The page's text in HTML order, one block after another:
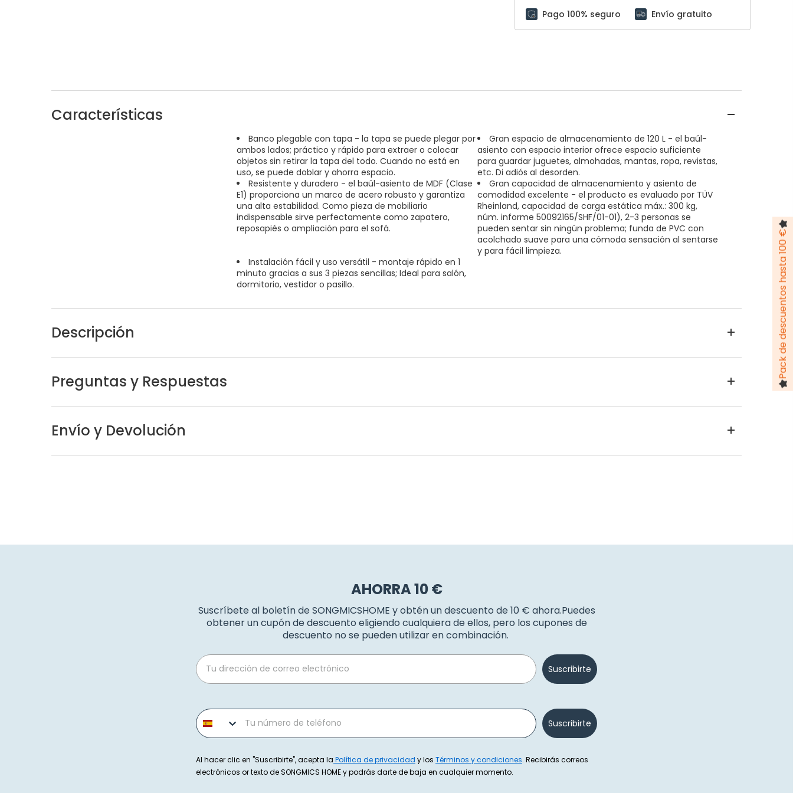
Pago 100% seguro
Envío gratuito
Características
Banco plegable con tapa - la tapa se puede plegar por
ambos lados; práctico y rápido para extraer o colocar
objetos sin retirar la tapa del todo. Cuando no está en
uso, se puede doblar y ahorra espacio.
Gran espacio de almacenamiento de 120 L - el baúl-
asiento con espacio interior ofrece espacio suficiente
para guardar juguetes, almohadas, mantas, ropa, revistas,
etc. Di adiós al desorden.
Resistente y duradero - el baúl-asiento de MDF (Clase
E1) proporciona un marco de acero robusto y garantiza
una alta estabilidad. Como pieza de mobiliario
indispensable sirve perfectamente como zapatero,
reposapiés o ampliación para el sofá.
Gran capacidad de almacenamiento y asiento de
comodidad excelente - el producto es evaluado por TÜV
Rheinland, capacidad de carga estática máx.: 300 kg,
núm. informe 50092165/SHF/01-01), 2-3 personas se
pueden sentar sin ningún problema; funda de PVC con
acolchado suave para una cómoda sensación al sentarse
y para fácil limpieza.
Instalación fácil y uso versátil - montaje rápido en 1
minuto gracias a sus 3 piezas sencillas; Ideal para salón,
dormitorio, vestidor o pasillo.
Descripción
Preguntas y Respuestas
Envío y Devolución
AHORRA 10 €
Suscríbete al boletín de SONGMICSHOME y obtén un descuento de 10 € ahora.Puedes
obtener un cupón de descuento eligiendo cualquiera de ellos, pero los cupones de
descuento no se pueden utilizar en combinación.
Email
Suscribirte
Phone number
Suscribirte
Al hacer clic en "Suscribirte", acepta la Política de privacidad y los Términos y condiciones. Recibirás correos
electrónicos or texto de SONGMICS HOME y podrás darte de baja en cualquier momento.
Pack de descuentos hasta 100 €